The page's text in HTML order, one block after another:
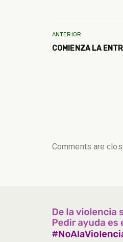
ANTERIOR
COMIENZA LA
Comments are